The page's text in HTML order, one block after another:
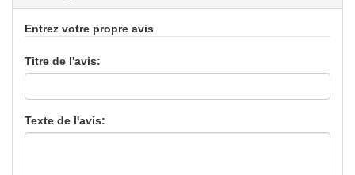
Entrez votre propre avis
Titre de l'avis:
Texte de l'avis: